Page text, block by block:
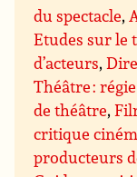
du spectacle,
Etudes sur le
d’acteurs,
Théâtre :
de théâtre,
critique
producteurs